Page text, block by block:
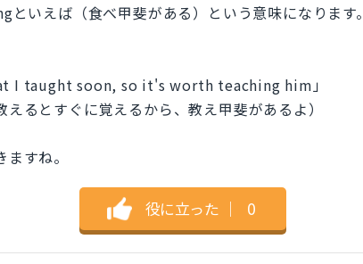
いえば（食べ甲斐がある）という意味になります。
I taught soon, so it's worth teaching him」
えるとすぐに覚えるから、教え甲斐があるよ）
すね。
役に立った ｜ 0